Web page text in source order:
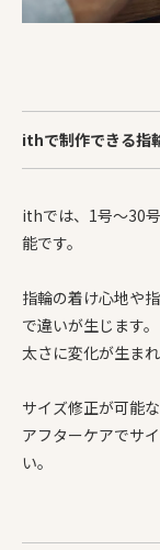
ithで制作できる指
ithでは、1号〜30
能です。
指輪の着け心地や
で違いが生じます
太さに変化が生まれ
サイズ修正が可能
アフターケアでサ
い。